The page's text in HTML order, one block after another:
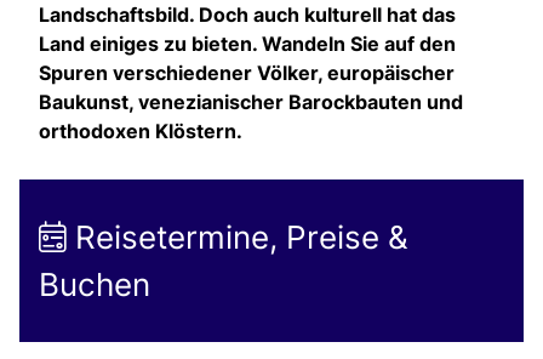
Landschaftsbild. Doch auch kulturell hat das
Land einiges zu bieten. Wandeln Sie auf den
Spuren verschiedener Völker, europäischer
Baukunst, venezianischer Barockbauten und
orthodoxen Klöstern.
Reisetermine, Preise &
Buchen